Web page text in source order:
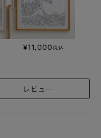
¥11,000税込
レビュー